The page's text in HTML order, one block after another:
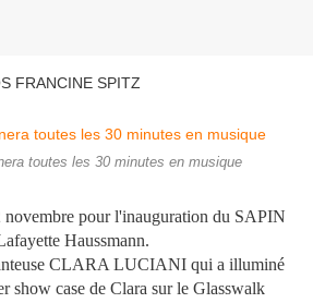
FRANCINE SPITZ
toutes les 30 minutes en musique
novembre pour l'inauguration du SAPIN
Haussmann.
CLARA LUCIANI qui a illuminé
show case de Clara sur le Glasswalk